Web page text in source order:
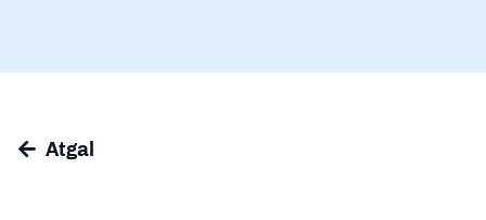
Atgal